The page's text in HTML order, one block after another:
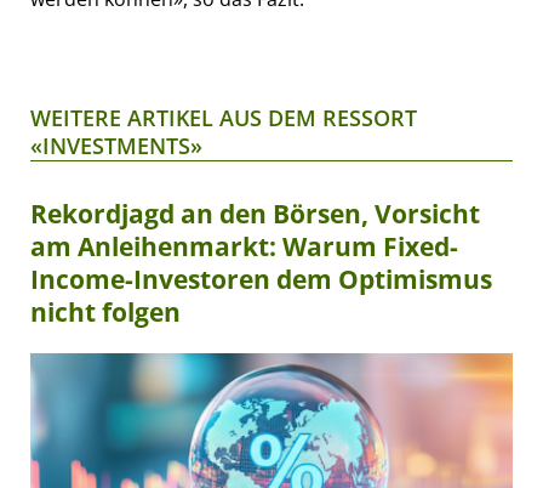
WEITERE ARTIKEL AUS DEM RESSORT
«INVESTMENTS»
Rekordjagd an den Börsen, Vorsicht
am Anleihenmarkt: Warum Fixed-
Income-Investoren dem Optimismus
nicht folgen